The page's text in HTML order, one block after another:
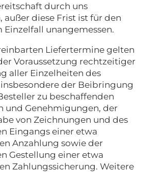
durch uns
außer diese Frist ist für den
Einzelfall unangemessen.
Liefertermine gelten
Voraussetzung rechtzeitiger
aller Einzelheiten des
der Beibringung
zu beschaffenden
und Genehmigungen, der
von Zeichnungen und des
Eingangs einer etwa
Anzahlung sowie der
Gestellung einer etwa
Zahlungssicherung. Weitere